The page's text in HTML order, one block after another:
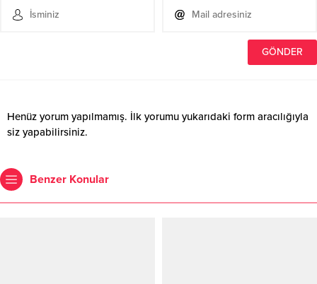
Henüz yorum yapılmamış. İlk yorumu yukarıdaki form aracılığıyla
siz yapabilirsiniz.
Benzer Konular